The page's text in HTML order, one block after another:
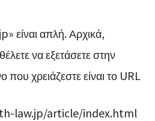
είναι απλή. Αρχικά,
να εξετάσετε στην
που χρειάζεστε είναι το URL
law.jp/article/index.html